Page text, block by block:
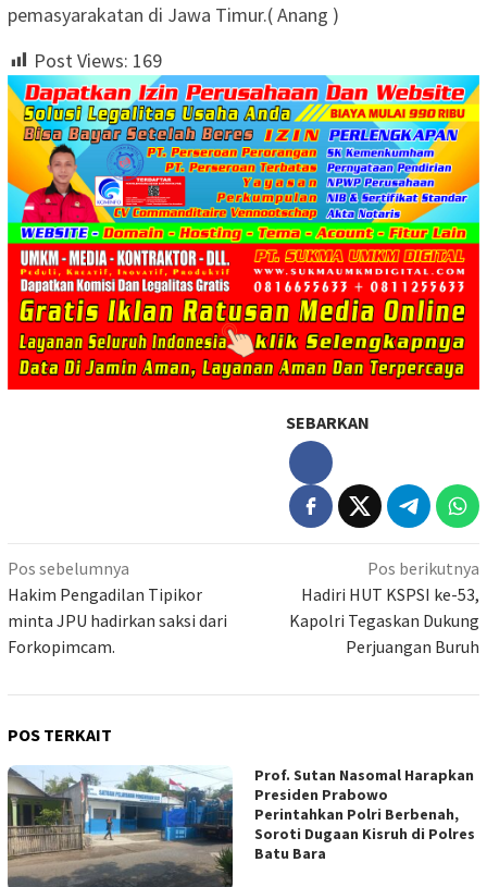
pemasyarakatan di Jawa Timur.( Anang )
Post Views: 169
SEBARKAN
Navigasi
pos
Pos sebelumnya
Hakim Pengadilan Tipikor
minta JPU hadirkan saksi dari
Forkopimcam.
Pos berikutnya
Hadiri HUT KSPSI ke-53,
Kapolri Tegaskan Dukung
Perjuangan Buruh
POS TERKAIT
Prof. Sutan Nasomal Harapkan
Presiden Prabowo
Perintahkan Polri Berbenah,
Soroti Dugaan Kisruh di Polres
Batu Bara